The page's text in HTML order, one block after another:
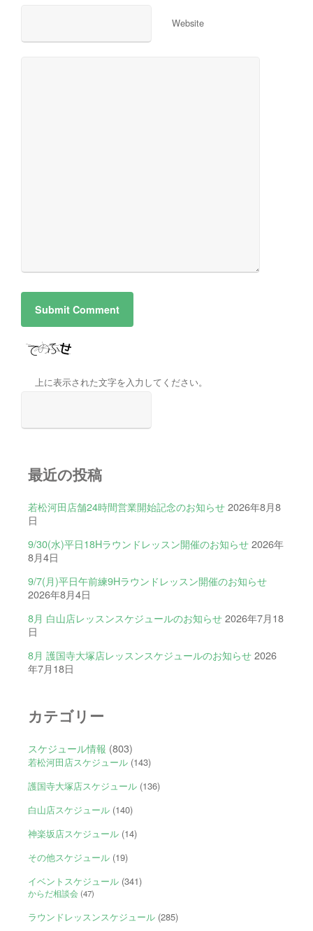
Website
上に表示された文字を入力してください。
最近の投稿
若松河田店舗24時間営業開始記念のお知らせ 2026年8月8
日
9/30(水)平日18Hラウンドレッスン開催のお知らせ 2026年
8月4日
9/7(月)平日午前練9Hラウンドレッスン開催のお知らせ
2026年8月4日
8月 白山店レッスンスケジュールのお知らせ 2026年7月18
日
8月 護国寺大塚店レッスンスケジュールのお知らせ 2026
年7月18日
カテゴリー
スケジュール情報 (803)
若松河田店スケジュール(143)
護国寺大塚店スケジュール(136)
白山店スケジュール(140)
神楽坂店スケジュール(14)
その他スケジュール(19)
イベントスケジュール(341)
からだ相談会(47)
ラウンドレッスンスケジュール(285)